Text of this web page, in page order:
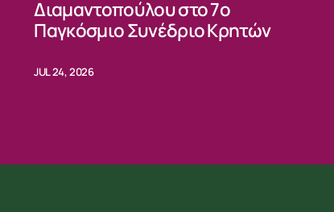
Διαμαντοπούλου στο 7ο
Παγκόσμιο Συνέδριο Κρητών
JUL 24, 2026